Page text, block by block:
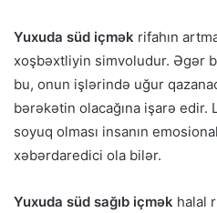
Yuxuda süd içmək rifahın
xoşbəxtliyin simvoludur. Əgər
bu, onun işlərində uğur
bərəkətin olacağına işarə edir.
soyuq olması insanın
xəbərdaredici ola bilər.
Yuxuda süd sağıb içmək halal